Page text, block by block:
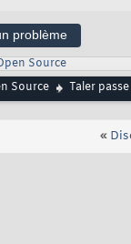
problème
Source
Source Taler
«